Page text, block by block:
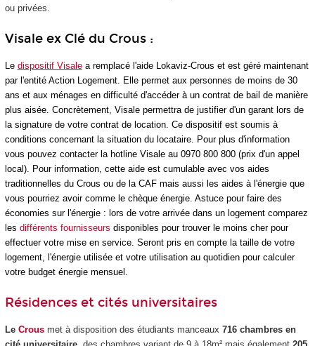
ou privées.
Visale ex Clé du Crous :
Le dispositif Visale a remplacé l'aide Lokaviz-Crous et est géré maintenant
par l'entité Action Logement. Elle permet aux personnes de moins de 30
ans et aux ménages en difficulté d'accéder à un contrat de bail de manière
plus aisée. Concrètement, Visale permettra de justifier d'un garant lors de
la signature de votre contrat de location. Ce dispositif est soumis à
conditions concernant la situation du locataire. Pour plus d'information
vous pouvez contacter la hotline Visale au 0970 800 800 (prix d'un appel
local). Pour information, cette aide est cumulable avec vos aides
traditionnelles du Crous ou de la CAF mais aussi les aides à l'énergie que
vous pourriez avoir comme le chèque énergie. Astuce pour faire des
économies sur l'énergie : lors de votre arrivée dans un logement comparez
les différents fournisseurs disponibles pour trouver le moins cher pour
effectuer votre mise en service. Seront pris en compte la taille de votre
logement, l'énergie utilisée et votre utilisation au quotidien pour calculer
votre budget énergie mensuel.
Résidences et cités universitaires
Le Crousmet à disposition des étudiants manceaux 716 chambres en